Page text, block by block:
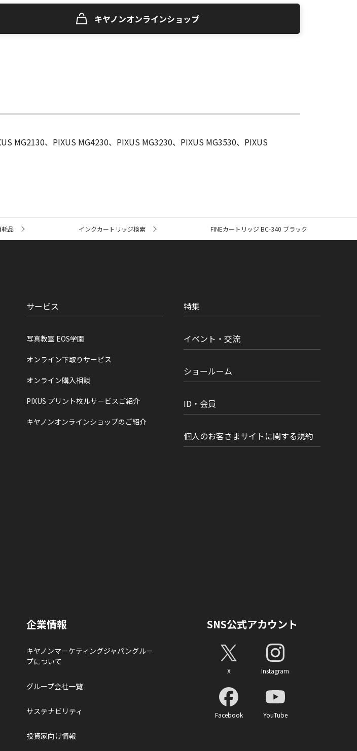
キヤノンオンラインショップ
MG2130、PIXUS MG4230、PIXUS MG3230、PIXUS MG3530、PIXUS
品 インクカートリッジ検索 FINEカートリッジ BC-340 ブラック
サービス
写真教室 EOS学園
オンライン下取りサービス
オンライン購入相談
PIXUS プリント枚ルサービスご紹介
キヤノンオンラインショップのご紹介
特集
イベント・交流
ショールーム
ID・会員
個人のお客さまサイトに関する規約
企業情報
キヤノンマーケティングジャパングルー
プについて
グループ会社一覧
サステナビリティ
投資家向け情報
SNS公式アカウント
X Instagram
Facebook YouTube